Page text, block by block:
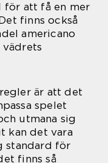
för att få en mer
finns också
americano
är att det
spelet
utmana sig
kan det vara
standard för
finns så